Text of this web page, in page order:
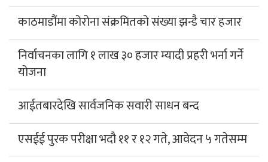
काठमाडौंमा कोरोना संक्रमितको संख्या झन्डै चार हजार
निर्वाचनका लागि १ लाख ३० हजार म्यादी प्रहरी भर्ना गर्ने
योजना
आईतबारदेखि सार्वजनिक सवारी साधन बन्द
एसईई पुरक परीक्षा भदौ ११ र १२ गते, आवेदन ५ गतेसम्म